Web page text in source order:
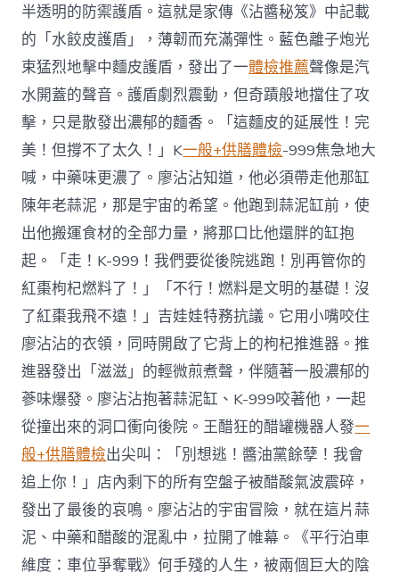
半透明的防禦護盾。這就是家傳《沾醬秘笈》中記載
的「水餃皮護盾」，薄韌而充滿彈性。藍色離子炮光
束猛烈地擊中麵皮護盾，發出了一體檢推薦聲像是汽
水開蓋的聲音。護盾劇烈震動，但奇蹟般地擋住了攻
擊，只是散發出濃郁的麵香。「這麵皮的延展性！完
美！但撐不了太久！」K一般+供膳體檢-999焦急地大
喊，中藥味更濃了。廖沾沾知道，他必須帶走他那缸
陳年老蒜泥，那是宇宙的希望。他跑到蒜泥缸前，使
出他搬運食材的全部力量，將那口比他還胖的缸抱
起。「走！K-999！我們要從後院逃跑！別再管你的
紅棗枸杞燃料了！」「不行！燃料是文明的基礎！沒
了紅棗我飛不遠！」吉娃娃特務抗議。它用小嘴咬住
廖沾沾的衣領，同時開啟了它背上的枸杞推進器。推
進器發出「滋滋」的輕微煎煮聲，伴隨著一股濃郁的
蔘味爆發。廖沾沾抱著蒜泥缸、K-999咬著他，一起
從撞出來的洞口衝向後院。王醋狂的醋罐機器人發一
般+供膳體檢出尖叫：「別想逃！醬油黨餘孽！我會
追上你！」店內剩下的所有空盤子被醋酸氣波震碎，
發出了最後的哀鳴。廖沾沾的宇宙冒險，就在這片蒜
泥、中藥和醋酸的混亂中，拉開了帷幕。《平行泊車
維度：車位爭奪戰》何手殘的人生，被兩個巨大的陰